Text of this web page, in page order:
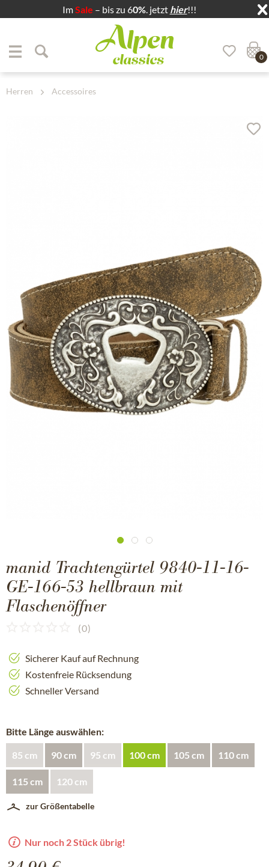
ImSale – bis zu 60%. jetzt hier!!!
Zum Hauptbereich springen
0
Herren Accessoires
manid Trachtengürtel 9840-11-16-
GE-166-53 hellbraun mit
Flaschenöffner
(0)
Sicherer Kauf auf Rechnung
Kostenfreie Rücksendung
Schneller Versand
Bitte Länge auswählen:
85 cm 90 cm 95 cm 100 cm 105 cm 110 cm
115 cm 120 cm
zur Größentabelle
Nur noch 2 Stück übrig!